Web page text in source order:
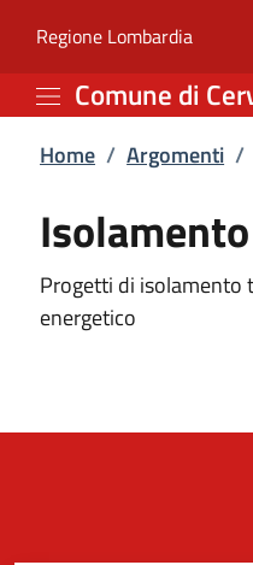
Regione Lombardia(apre
Comune di
Home / Argomenti /
Progetti di isolamento
energetico